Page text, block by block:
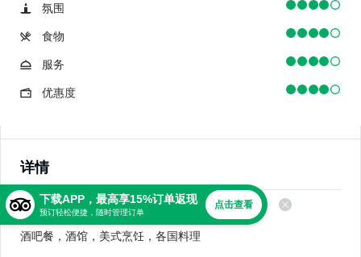
氛围
食物
服务
优惠度
详情
美食
酒吧餐，酒馆，美式烹饪，各国料理
下载APP，最高享15%订单返现
预订轻松便捷，随时管理订单
点击查看